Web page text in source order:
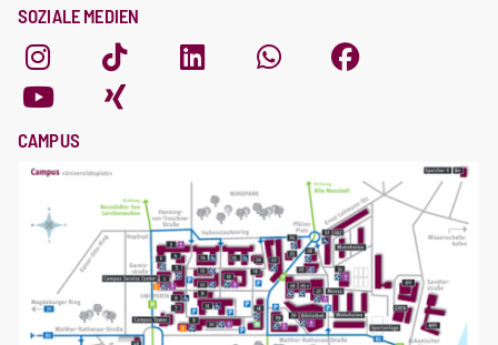
SOZIALE MEDIEN
CAMPUS